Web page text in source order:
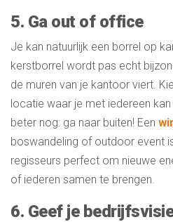
5. Ga out of office
Je kan natuurlijk een borrel op
kerstborrel wordt pas echt
de muren van je kantoor viert.
locatie waar je met iedereen
beter nog: ga naar buiten! Een
boswandeling of outdoor event
regisseurs perfect om nieuwe
of iederen samen te brengen.
6. Geef je